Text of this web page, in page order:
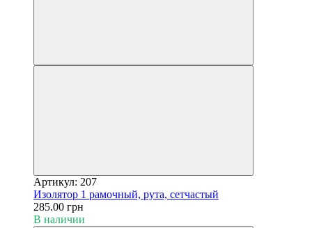
Артикул: 207
Изолятор 1 рамочный, рута, сетчастый
285.00 грн
В наличии